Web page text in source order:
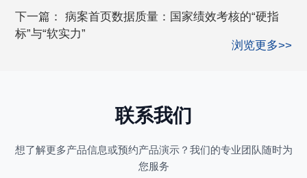
下一篇：病案首页数据质量：国家绩效考核的“硬指
标”与“软实力”
浏览更多>>
联系我们
想了解更多产品信息或预约产品演示？我们的专业团队随时为
您服务